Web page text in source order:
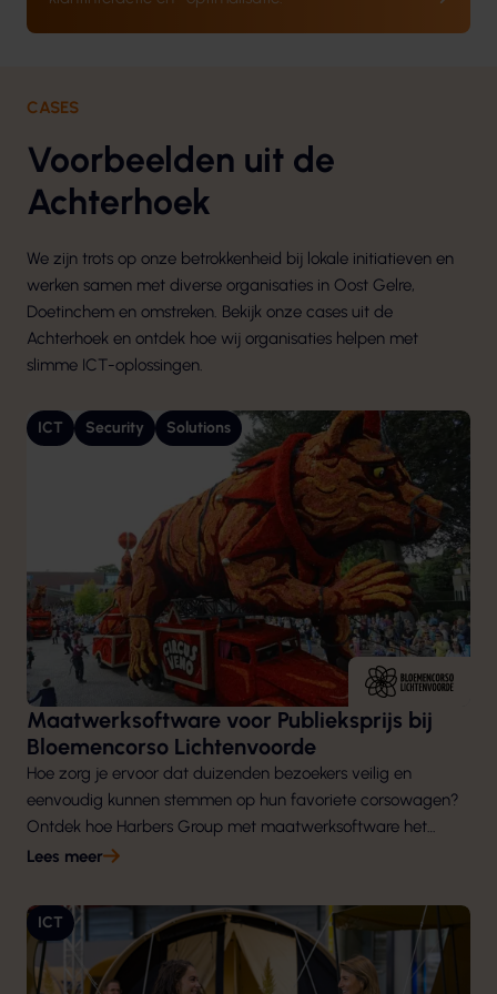
CASES
Voorbeelden uit de
Achterhoek
We zijn trots op onze betrokkenheid bij lokale initiatieven en
werken samen met diverse organisaties in Oost Gelre,
Doetinchem en omstreken. Bekijk onze cases uit de
Achterhoek en ontdek hoe wij organisaties helpen met
slimme ICT-oplossingen.
ICT Security Solutions
Maatwerksoftware voor Publieksprijs bij
Bloemencorso Lichtenvoorde
Hoe zorg je ervoor dat duizenden bezoekers veilig en
eenvoudig kunnen stemmen op hun favoriete corsowagen?
Ontdek hoe Harbers Group met maatwerksoftware het
Bloemencorso Lichtenvoorde digitaliseerde en het stemmen
Lees meer
ICT